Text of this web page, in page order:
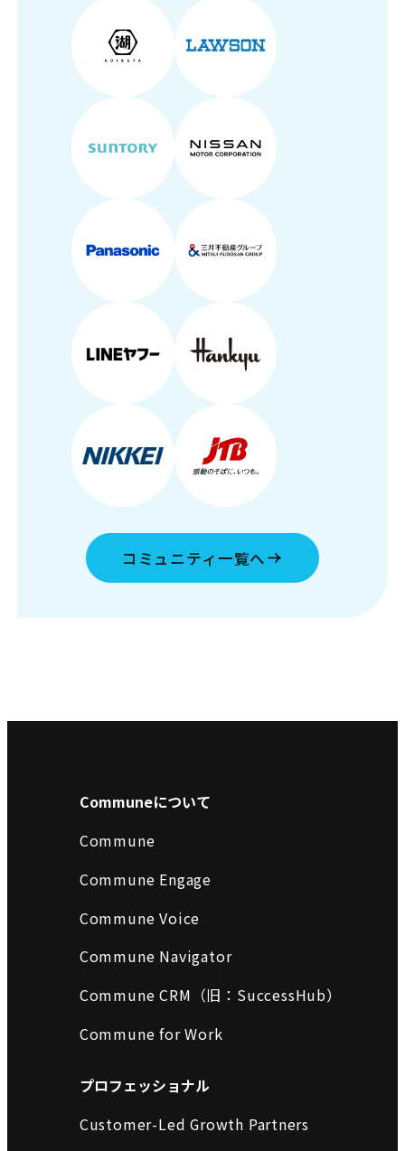
コミュニティ一覧へ
Communeについて
Commune
Commune Engage
Commune Voice
Commune Navigator
Commune CRM（旧：SuccessHub）
Commune for Work
プロフェッショナル
Customer-Led Growth Partners